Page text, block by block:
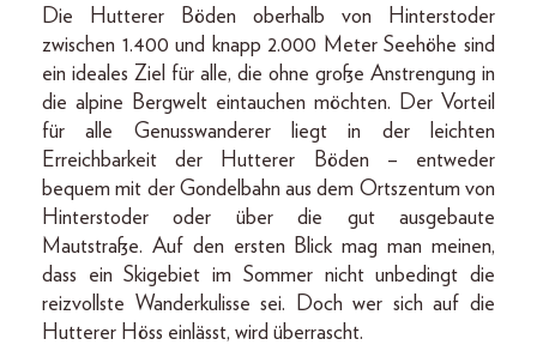
Die Hutterer Böden oberhalb von Hinterstoder
zwischen 1.400 und knapp 2.000 Meter Seehöhe sind
ein ideales Ziel für alle, die ohne große Anstrengung in
die alpine Bergwelt eintauchen möchten. Der Vorteil
für alle Genusswanderer liegt in der leichten
Erreichbarkeit der Hutterer Böden – entweder
bequem mit der Gondelbahn aus dem Ortszentum von
Hinterstoder oder über die gut ausgebaute
Mautstraße. Auf den ersten Blick mag man meinen,
dass ein Skigebiet im Sommer nicht unbedingt die
reizvollste Wanderkulisse sei. Doch wer sich auf die
Hutterer Höss einlässt, wird überrascht.